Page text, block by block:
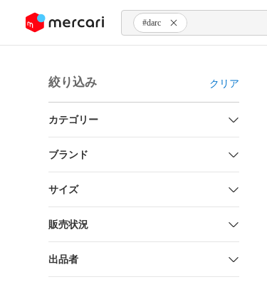
ツにスキップ #darc
絞り込み クリア
カテゴリー
ブランド
サイズ
販売状況
出品者